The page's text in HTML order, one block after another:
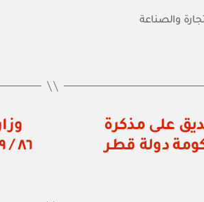
والصناعة
٢٠ / ٢٠٠٩ بالتصديق على مذكرة
دولة قطر